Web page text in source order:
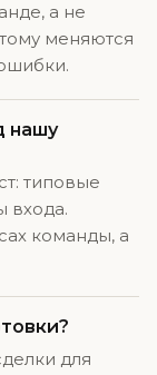
а не
меняются
нашу
типовые
входа.
команды, а
для